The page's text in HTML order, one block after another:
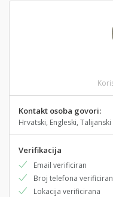
Kontakt osoba govori:
Hrvatski, Engleski, Talijanski
Verifikacija
Email verificiran
Broj telefona verificiran
Lokacija verificirana